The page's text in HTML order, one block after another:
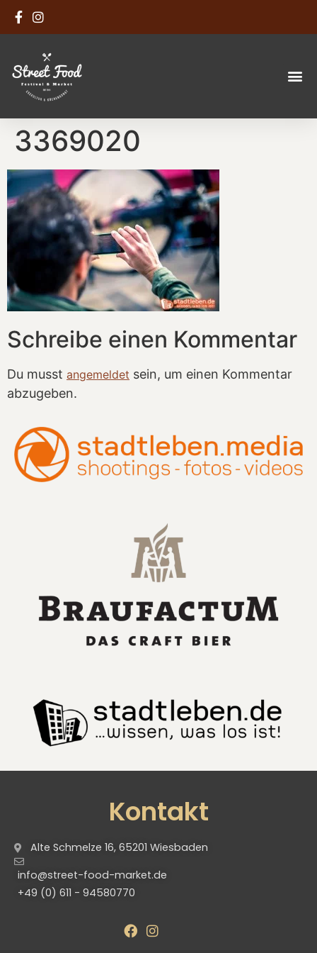
3369020
Schreibe einen Kommentar
Du musst angemeldet sein, um einen Kommentar
abzugeben.
Kontakt
Alte Schmelze 16, 65201 Wiesbaden
info@street-food-market.de
+49 (0) 611 - 94580770